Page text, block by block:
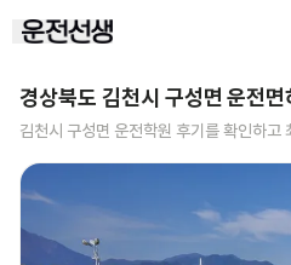
경상북도 김천시 구성면 운전면
김천시 구성면 운전학원 후기를 확인하고